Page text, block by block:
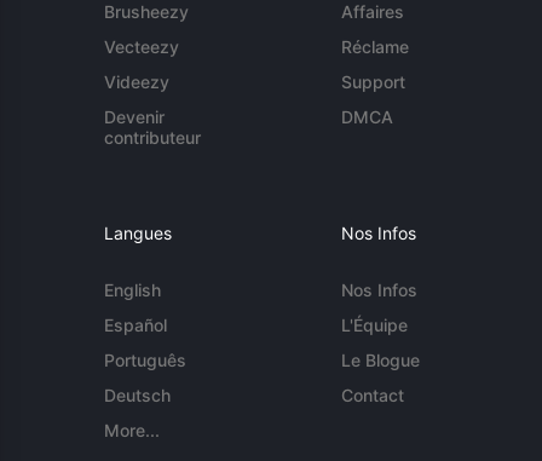
Brusheezy
Vecteezy
Videezy
Devenir
contributeur
Affaires
Réclame
Support
DMCA
Langues
English
Español
Português
Deutsch
More...
Nos Infos
Nos Infos
L'Équipe
Le Blogue
Contact